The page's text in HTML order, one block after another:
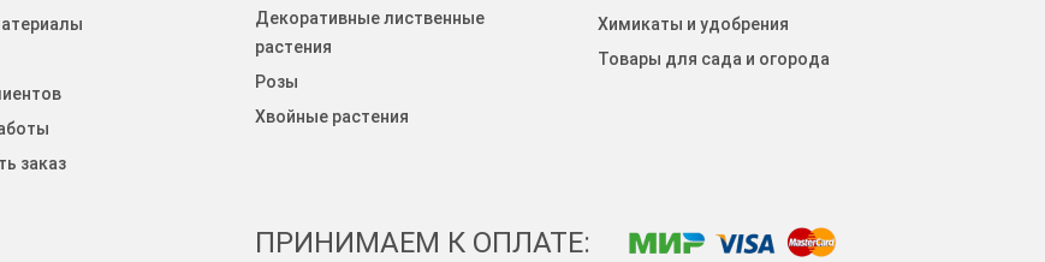
заказ
Декоративные лиственные
растения
Розы
Хвойные растения
Химикаты и удобрения
Товары для сада и огорода
ПРИНИМАЕМ К ОПЛАТЕ: